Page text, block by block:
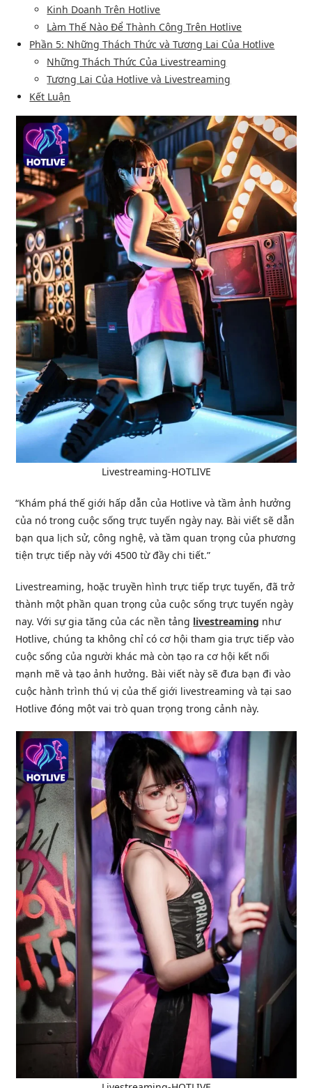
Kinh Doanh Trên Hotlive
Làm Thế Nào Để Thành Công Trên Hotlive
Phần 5: Những Thách Thức và Tương Lai Của Hotlive
Những Thách Thức Của Livestreaming
Tương Lai Của Hotlive và Livestreaming
Kết Luận
Livestreaming-HOTLIVE
“Khám phá thế giới hấp dẫn của Hotlive và tầm ảnh hưởng
của nó trong cuộc sống trực tuyến ngày nay. Bài viết sẽ dẫn
bạn qua lịch sử, công nghệ, và tầm quan trọng của phương
tiện trực tiếp này với 4500 từ đầy chi tiết.”
Livestreaming, hoặc truyền hình trực tiếp trực tuyến, đã trở
thành một phần quan trọng của cuộc sống trực tuyến ngày
nay. Với sự gia tăng của các nền tảng livestreaming như
Hotlive, chúng ta không chỉ có cơ hội tham gia trực tiếp vào
cuộc sống của người khác mà còn tạo ra cơ hội kết nối
mạnh mẽ và tạo ảnh hưởng. Bài viết này sẽ đưa bạn đi vào
cuộc hành trình thú vị của thế giới livestreaming và tại sao
Hotlive đóng một vai trò quan trọng trong cảnh này.